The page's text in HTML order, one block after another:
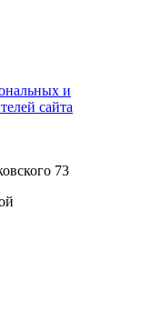
и
сайта
73